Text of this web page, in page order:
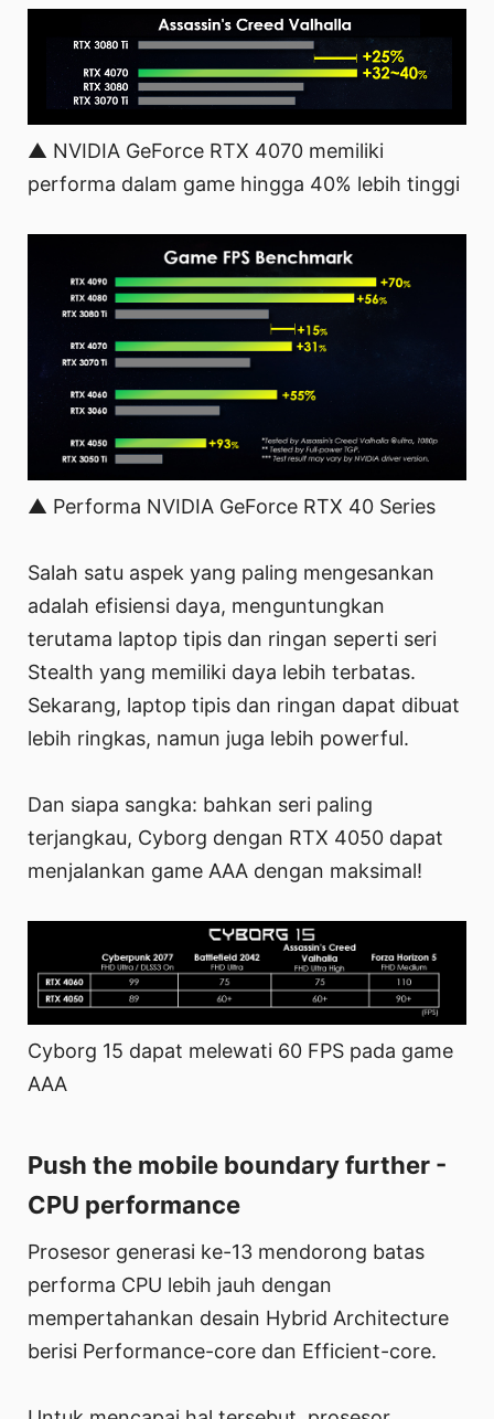
▲ NVIDIA GeForce RTX 4070 memiliki
performa dalam game hingga 40% lebih tinggi
▲ Performa NVIDIA GeForce RTX 40 Series
Salah satu aspek yang paling mengesankan
adalah efisiensi daya, menguntungkan
terutama laptop tipis dan ringan seperti seri
Stealth yang memiliki daya lebih terbatas.
Sekarang, laptop tipis dan ringan dapat dibuat
lebih ringkas, namun juga lebih powerful.
Dan siapa sangka: bahkan seri paling
terjangkau, Cyborg dengan RTX 4050 dapat
menjalankan game AAA dengan maksimal!
Cyborg 15 dapat melewati 60 FPS pada game
AAA
Push the mobile boundary further -
CPU performance
Prosesor generasi ke-13 mendorong batas
performa CPU lebih jauh dengan
mempertahankan desain Hybrid Architecture
berisi Performance-core dan Efficient-core.